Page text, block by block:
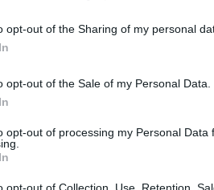
opt-out of the Sharing of my personal
opt-out of the Sale of my Personal Data.
opt-out of processing my Personal Data
/ połączenie
zestawie